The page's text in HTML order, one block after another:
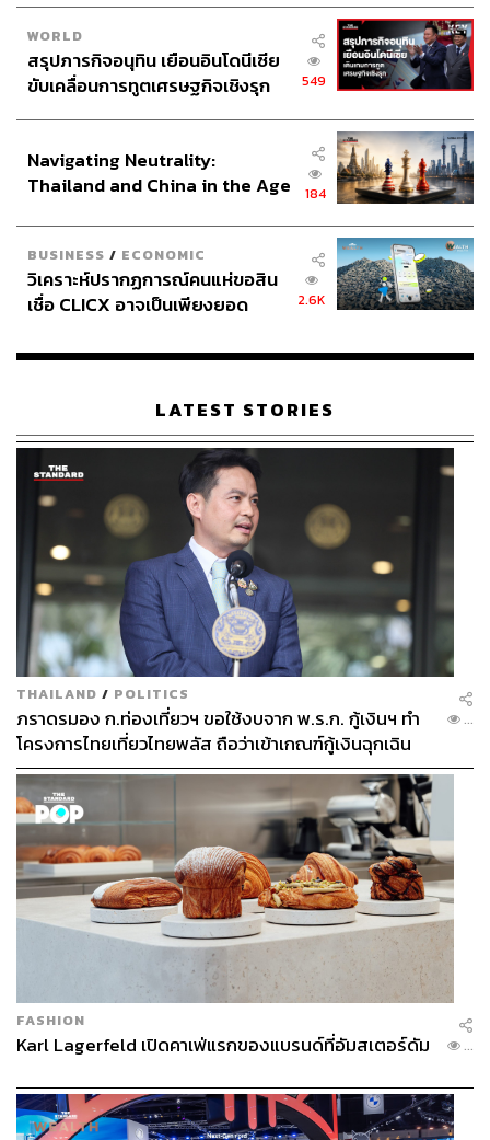
WORLD
สรุปภารกิจอนุทิน เยือนอินโดนีเซีย
ขับเคลื่อนการทูตเศรษฐกิจเชิงรุก
549
Navigating Neutrality:
Thailand and China in the Age
184
BUSINESS / ECONOMIC
วิเคราะห์ปรากฏการณ์คนแห่ขอสิน
เชื่อ CLICX อาจเป็นเพียงยอด
เรือนไทยที่ถูกซุกไว้
2.6K
LATEST STORIES
THAILAND / POLITICS
ภราดรมอง ก.ท่องเที่ยวฯ ขอใช้งบจาก พ.ร.ก. กู้เงินฯ ทำ
โครงการไทยเที่ยวไทยพลัส ถือว่าเข้าเกณฑ์กู้เงินฉุกเฉิน
...
FASHION
Karl Lagerfeld เปิดคาเฟ่แรกของแบรนด์ที่อัมสเตอร์ดัม ...